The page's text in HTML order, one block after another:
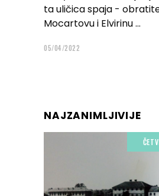
ta uličica spaja -
Mocartovu i Elvirinu
05/04/2022
NAJZANIMLJIVIJE